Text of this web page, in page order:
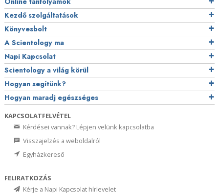
Kezdő szolgáltatások
Könyvesbolt
A Scientology ma
Napi Kapcsolat
Scientology a világ körül
Hogyan segítünk?
Hogyan maradj egészséges
KAPCSOLATFELVÉTEL
Kérdései vannak? Lépjen velünk kapcsolatba
Visszajelzés a weboldalról
Egyházkereső
FELIRATKOZÁS
Kérje a Napi Kapcsolat hírlevelet